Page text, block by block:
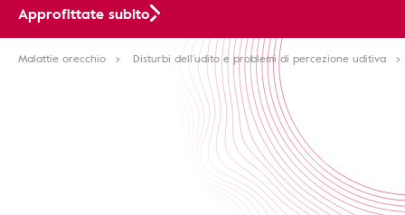
Approfittate subito
Malattie orecchio Disturbi dell’udito e problemi di percezione uditiva